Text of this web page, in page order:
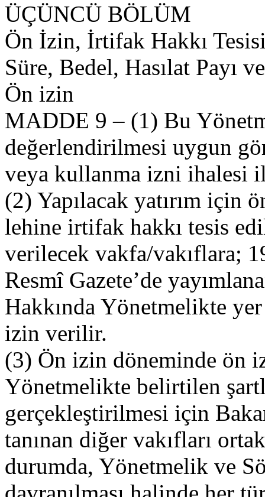
ÜÇÜNCÜ BÖLÜM
Ön İzin, İrtifak Hakkı
Süre, Bedel, Hasılat Payı
Ön izin
MADDE 9 – (1) Bu
değerlendirilmesi uygun
veya kullanma izni ihalesi
(2) Yapılacak yatırım için
lehine irtifak hakkı tesis
verilecek vakfa/vakıflara;
Resmî Gazete’de
Hakkında Yönetmelikte
izin verilir.
(3) Ön izin döneminde ön
Yönetmelikte belirtilen
gerçekleştirilmesi için
tanınan diğer vakıfları
durumda, Yönetmelik ve